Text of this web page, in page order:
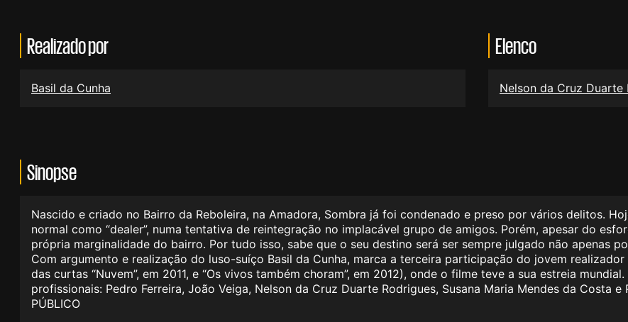
Realizado por
Basil da Cunha
Elenco
Nelson da Cruz Duarte
Sinopse
Nascido e criado no Bairro da Reboleira, na Amadora, Sombra já foi condenado e preso por vários delitos.
normal como “dealer”, numa tentativa de reintegração no implacável grupo de amigos. Porém, apesar do
própria marginalidade do bairro. Por tudo isso, sabe que o seu destino será ser sempre julgado não apenas
Com argumento e realização do luso-suíço Basil da Cunha, marca a terceira participação do jovem
das curtas “Nuvem”, em 2011, e “Os vivos também choram”, em 2012), onde o filme teve a sua estreia
profissionais: Pedro Ferreira, João Veiga, Nelson da Cruz Duarte Rodrigues, Susana Maria Mendes da Costa e
PÚBLICO